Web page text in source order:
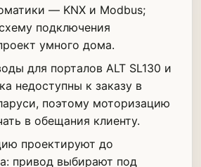
— KNX и Modbus;
подключения
умного дома.
для порталов ALT SL130 и
недоступны к заказу в
поэтому моторизацию
в обещания клиенту.
проектируют до
привод выбирают под